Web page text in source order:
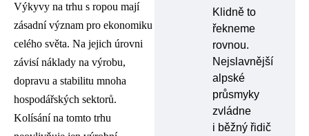
Výkyvy na trhu s ropou mají
zásadní význam pro ekonomiku
celého světa. Na jejich úrovni
závisí náklady na výrobu,
dopravu a stabilitu mnoha
hospodářských sektorů.
Kolísání na tomto trhu
Klidně to
řekneme
rovnou.
Nejslavnější
alpské
průsmyky
zvládne
i běžný řidič